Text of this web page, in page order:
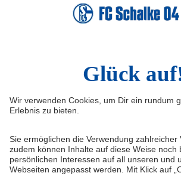
Service & Kontakt
Erklärung zur Barrierefreiheit
Medienportal
Tickets
VELTINS-
Sina Weibo